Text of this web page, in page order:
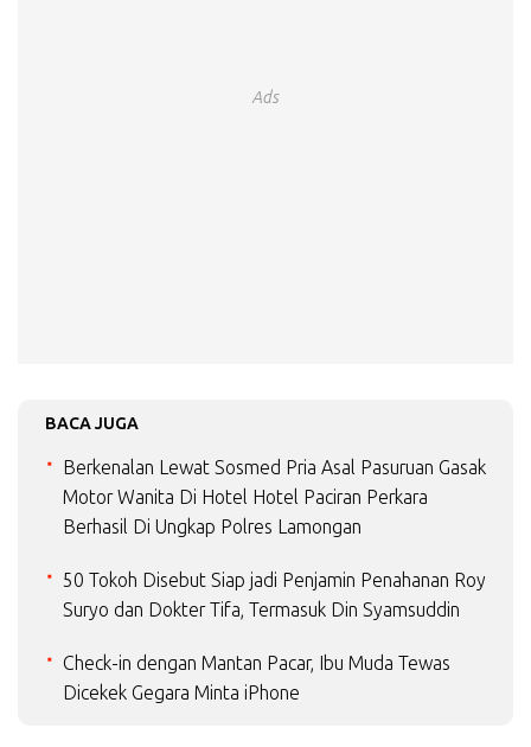
Ads
BACA JUGA
Berkenalan Lewat Sosmed Pria Asal Pasuruan Gasak
Motor Wanita Di Hotel Hotel Paciran Perkara
Berhasil Di Ungkap Polres Lamongan
50 Tokoh Disebut Siap jadi Penjamin Penahanan Roy
Suryo dan Dokter Tifa, Termasuk Din Syamsuddin
Check-in dengan Mantan Pacar, Ibu Muda Tewas
Dicekek Gegara Minta iPhone